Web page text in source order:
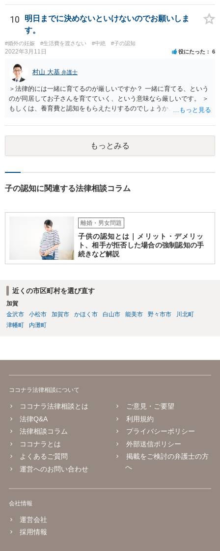
いのであれば、調停や訴訟をするしかないかと思います。
10
明日までに決めないといけないのでお願いしま
す。
#婚外の妊娠 #生活費を渡さない #中絶 #子の認知
2022年3月11日 役にたった 6
村山 大基 弁護士
＞法律的には一緒に育てるのが厳しいですか？ 一緒に育てる、という
のが同居してお子さんを育てていく、という意味なら厳しいです。 ＞
もしくは、養育費と認知をもらえたりするのでしょうか、 相手が認知
す。 また、認知されたことを前提に、父親として子を養う義務があり
ますので、 養育費を請求できます。 ただ、極端な話相手に収入がなか
ったり、行方不明だったりすると、実際上の回収が難しい可能性はあ
ります。
もっとみる
子の認知に関連する法律相談コラム
離婚・男女問題
子供の認知とは｜メリット・デメリッ
ト、相手が拒否した場合の強制認知の手
続きなど解説
近くの市区町村を選び直す
加賀
金沢市
小松市 加賀市 かほく市 白山市 能美市 野々市市
川北町
津幡町
内灘町
ココナラ法律相談について
ココナラ法律相談とは
法律Q&A
法律相談コラム
ココナラとは
よくあるご質問
運営へのお問い合わせ
ご意見・ご要望
利用規約
プライバシーポリシー
外部送信ポリシー
掲載をご検討の弁護士の方
へ
会社情報
運営会社
採用情報